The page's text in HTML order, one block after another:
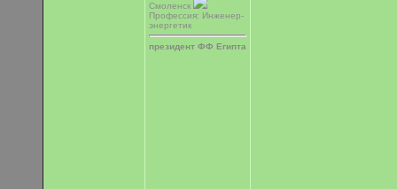
Смоленск
Профессия: Инженер-
энергетик
президент ФФ Египта